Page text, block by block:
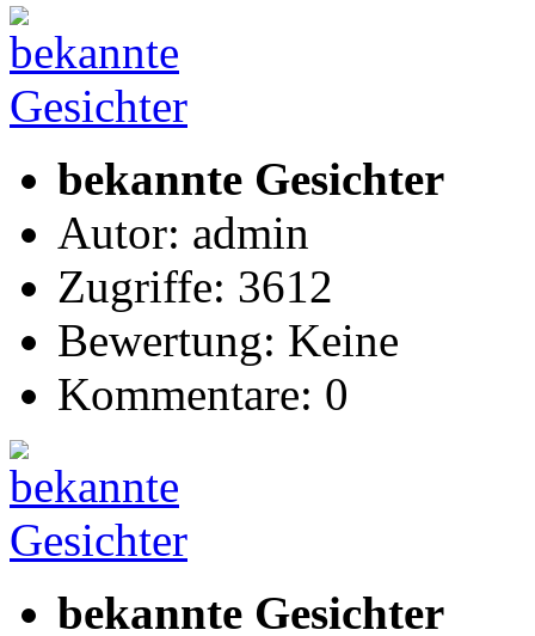
bekannte Gesichter
Autor: admin
Zugriffe: 3612
Bewertung: Keine
Kommentare: 0
bekannte Gesichter